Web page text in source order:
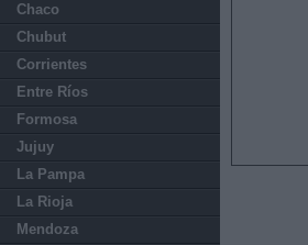
Chaco
Chubut
Corrientes
Entre Ríos
Formosa
Jujuy
La Pampa
La Rioja
Mendoza